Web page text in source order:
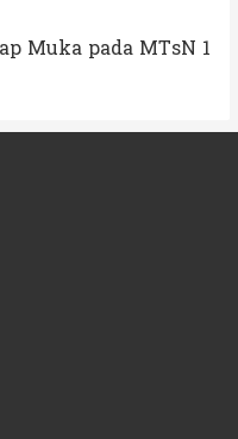
Muka pada MTsN 1